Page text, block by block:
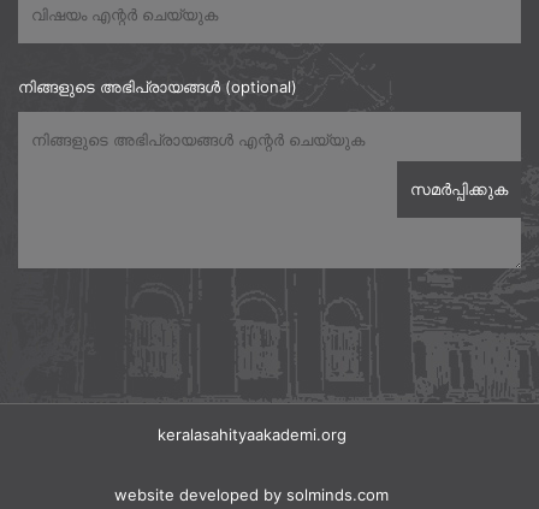
നിങ്ങളുടെ അഭിപ്രായങ്ങൾ (optional)
keralasahityaakademi.org
website developed by solminds.com